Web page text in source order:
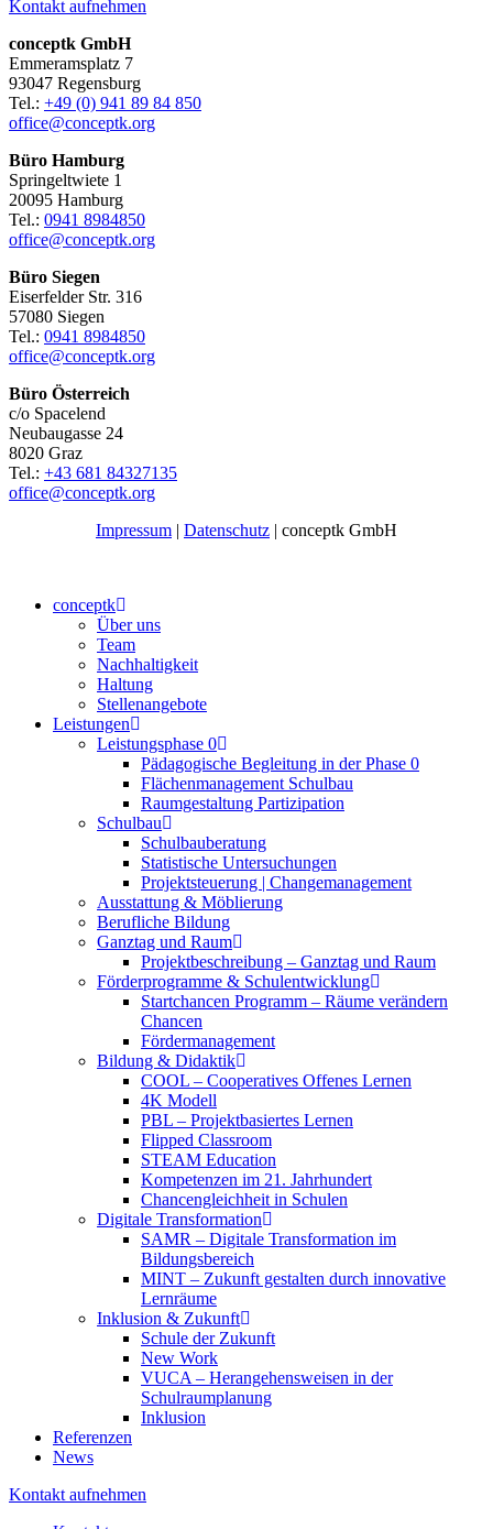
Kontakt aufnehmen
conceptk GmbH
Emmeramsplatz 7
93047 Regensburg
Tel.: +49 (0) 941 89 84 850
office@conceptk.org
Büro Hamburg
Springeltwiete 1
20095 Hamburg
Tel.: 0941 8984850
office@conceptk.org
Büro Siegen
Eiserfelder Str. 316
57080 Siegen
Tel.: 0941 8984850
office@conceptk.org
Büro Österreich
c/o Spacelend
Neubaugasse 24
8020 Graz
Tel.: +43 681 84327135
office@conceptk.org
Impressum | Datenschutz | conceptk GmbH
conceptk
Über uns
Team
Nachhaltigkeit
Haltung
Stellenangebote
Leistungen
Leistungsphase 0
Pädagogische Begleitung in der Phase 0
Flächenmanagement Schulbau
Raumgestaltung Partizipation
Schulbau
Schulbauberatung
Statistische Untersuchungen
Projektsteuerung | Changemanagement
Ausstattung & Möblierung
Berufliche Bildung
Ganztag und Raum
Projektbeschreibung – Ganztag und Raum
Förderprogramme & Schulentwicklung
Startchancen Programm – Räume verändern
Chancen
Fördermanagement
Bildung & Didaktik
COOL – Cooperatives Offenes Lernen
4K Modell
PBL – Projektbasiertes Lernen
Flipped Classroom
STEAM Education
Kompetenzen im 21. Jahrhundert
Chancengleichheit in Schulen
Digitale Transformation
SAMR – Digitale Transformation im
Bildungsbereich
MINT – Zukunft gestalten durch innovative
Lernräume
Inklusion & Zukunft
Schule der Zukunft
New Work
VUCA – Herangehensweisen in der
Schulraumplanung
Inklusion
Referenzen
News
Kontakt aufnehmen